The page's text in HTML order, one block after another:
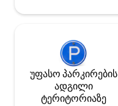
უფასო პარკირების
ადგილი
ტერიტორიაზე